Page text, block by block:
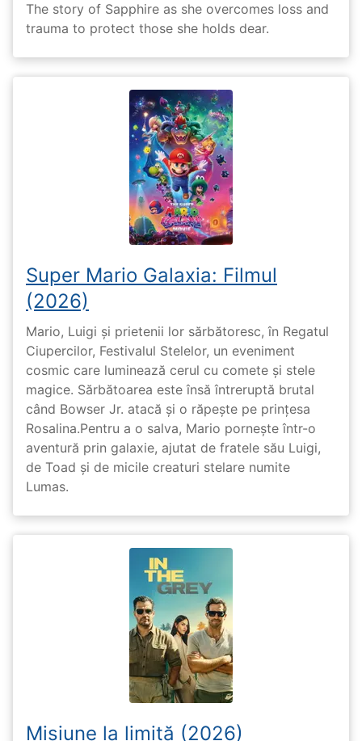
The story of Sapphire as she overcomes loss and
trauma to protect those she holds dear.
Super Mario Galaxia: Filmul
(2026)
Mario, Luigi și prietenii lor sărbătoresc, în Regatul
Ciupercilor, Festivalul Stelelor, un eveniment
cosmic care luminează cerul cu comete și stele
magice. Sărbătoarea este însă întreruptă brutal
când Bowser Jr. atacă și o răpește pe prinţesa
Rosalina.Pentru a o salva, Mario pornește într-o
aventură prin galaxie, ajutat de fratele său Luigi,
de Toad și de micile creaturi stelare numite
Lumas.
Misiune la limită (2026)